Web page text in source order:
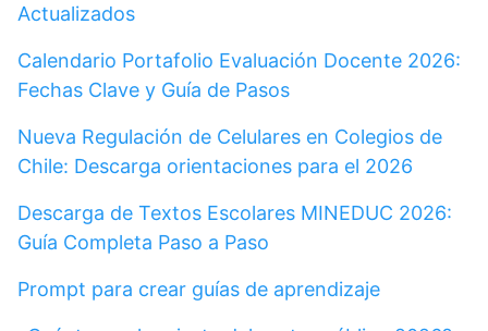
Actualizados
Calendario Portafolio Evaluación Docente 2026:
Fechas Clave y Guía de Pasos
Nueva Regulación de Celulares en Colegios de
Chile: Descarga orientaciones para el 2026
Descarga de Textos Escolares MINEDUC 2026:
Guía Completa Paso a Paso
Prompt para crear guías de aprendizaje